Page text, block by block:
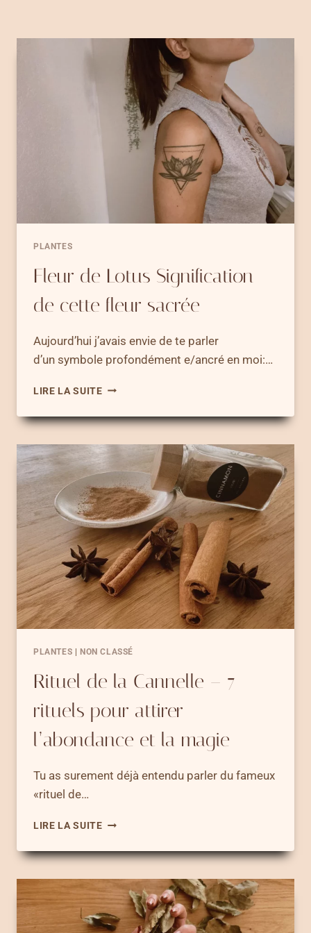
PLANTES
Fleur de Lotus Signification
de cette fleur sacrée
Aujourd’hui j’avais envie de te parler
d’un symbole profondément e/ancré en moi:…
LIRE LA SUITEFLEUR
LOTUS
DE
CETTE
FLEUR
SACRÉE
PLANTES NON CLASSÉ
Rituel de la Cannelle – 7
rituels pour attirer
l’abondance et la magie
Tu as surement déjà entendu parler du fameux
«rituel de…
LIRE LA SUITERITUEL
LA
–
7
RITUELS
POUR